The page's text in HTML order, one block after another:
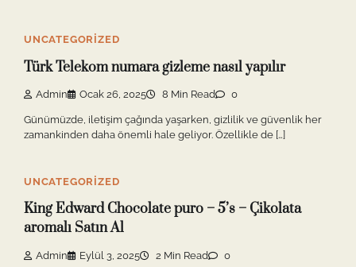
UNCATEGORIZED
Türk Telekom numara gizleme nasıl yapılır
Admin Ocak 26, 2025 8 Min Read 0
Günümüzde, iletişim çağında yaşarken, gizlilik ve güvenlik her
zamankinden daha önemli hale geliyor. Özellikle de […]
UNCATEGORIZED
King Edward Chocolate puro – 5’s – Çikolata
aromalı Satın Al
Admin Eylül 3, 2025 2 Min Read 0